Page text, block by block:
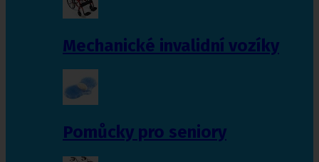
Mechanické invalidní vozíky
Pomůcky pro seniory